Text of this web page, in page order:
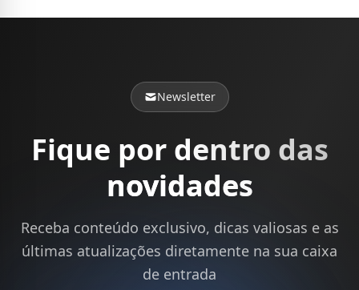
Newsletter
Fique por dentro das
novidades
Receba conteúdo exclusivo, dicas valiosas e as
últimas atualizações diretamente na sua caixa
de entrada